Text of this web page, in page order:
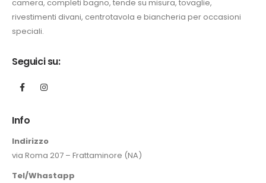
camera, completi bagno, tende su misura, tovaglie,
rivestimenti divani, centrotavola e biancheria per occasioni
speciali.
Seguici su:
Info
Indirizzo
via Roma 207 – Frattaminore (NA)
Tel/Whastapp